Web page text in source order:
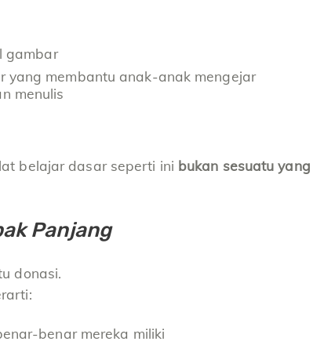
gambar
yang membantu anak-anak mengejar
menulis
belajar dasar seperti ini bukan sesuatu yang
Panjang
donasi.
benar mereka miliki